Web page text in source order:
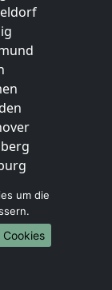
um die